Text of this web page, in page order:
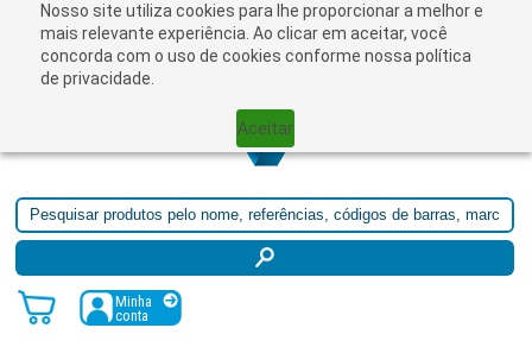
Nosso site utiliza cookies para lhe proporcionar a melhor e
mais relevante experiência. Ao clicar em aceitar, você
concorda com o uso de cookies conforme nossa política
de privacidade.
Aceitar
Minha
conta